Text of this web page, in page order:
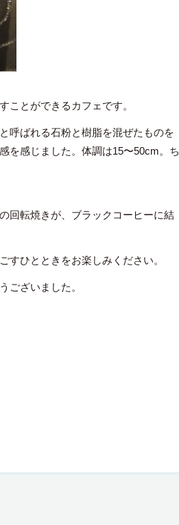
ことができるカフェです。
呼ばれる石粉と樹脂を混ぜたものを
を感じました。体調は15〜50cm。ち
回転焼きが、ブラックコーヒーに結
すひとときをお楽しみください。
ございました。